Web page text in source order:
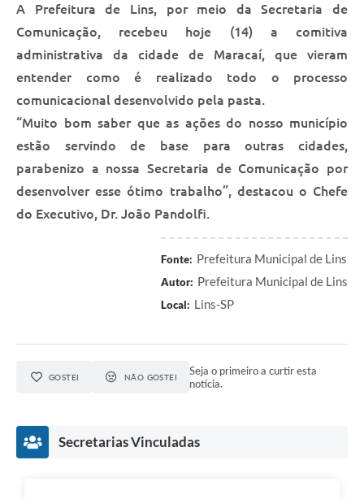
Meio Ambiente
Saúde
Plano de Contingência 2024-2025 Lins/SP
Tributos
A Prefeitura de Lins, por meio da Secretaria de
Comunicação, recebeu hoje (14) a comitiva
administrativa da cidade de Maracaí, que vieram
entender como é realizado todo o processo
comunicacional desenvolvido pela pasta.
“Muito bom saber que as ações do nosso município
estão servindo de base para outras cidades,
parabenizo a nossa Secretaria de Comunicação por
desenvolver esse ótimo trabalho”, destacou o Chefe
do Executivo, Dr. João Pandolfi.
Fonte: Prefeitura Municipal de Lins
Autor: Prefeitura Municipal de Lins
Local: Lins-SP
GOSTEI NÃO GOSTEI
Seja o primeiro a curtir esta
notícia.
Secretarias Vinculadas